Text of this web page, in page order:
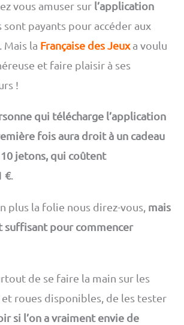
vous amuser sur l’application
sont payants pour accéder aux
la Française des Jeuxa voulu
et faire plaisir à ses
!
qui télécharge l’application
fois aura droit à un cadeau
jetons, qui coûtent
€.
plus la folie nous direz-vous, mais
suffisant pour commencer
de se faire la main sur les
roues disponibles, de les tester
si l’on a vraiment envie de